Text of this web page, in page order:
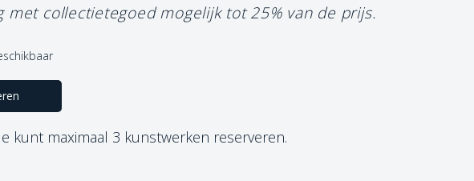
met collectietegoed mogelijk tot 25% van de prijs.
Je kunt maximaal 3 kunstwerken reserveren.